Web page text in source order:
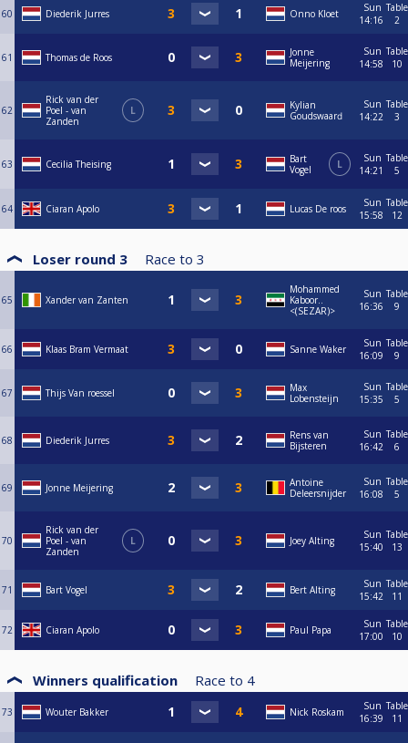
60 Diederik Jurres Onno Kloet
Sun
14:16
Table
2
61 Thomas de Roos
Jonne
Meijering
Sun
14:58
Table
10
62
Rick van der
Poel - van
Zanden
L
Kylian
Goudswaаrԁ
Sun
14:22
Table
3
63 Cecilia Theising
Bart
Vogel
L
Sun
14:21
Table
5
64 Ciaran Apolo Lucas De roos
Sun
15:58
Table
12
Loser round 3 Race to 3
65 Xander van Zanten
Mohammed
Kaboor..
<(SEZAR)>
Sun
16:36
Table
9
66 Klaas Bram Vermaat Sanne Waker
Sun
16:09
Table
9
67 Thijs Van roessel
Max
Lobensteijn
Sun
15:35
Table
5
68 Diederik Jurres
Rens van
Bijsteren
Sun
16:42
Table
6
69 Jonne Meijering
Antoine
Deleersnijder
Sun
16:08
Table
5
70
Rick van der
Poel - van
Zanden
L Joey Alting
Sun
15:40
Table
13
71 Bart Vogel Bert Alting
Sun
15:42
Table
11
72 Ciaran Apolo Paul Papa
Sun
17:00
Table
10
Winners qualification Race to 4
73 Wouter Bakker Nick Roskam
Sun
16:39
Table
11